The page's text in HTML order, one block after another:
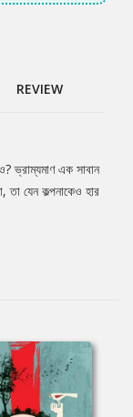
REVIEW
ভ্রাম্যমাণ এক সাবান
তা যেন কল্পনাকেও হার